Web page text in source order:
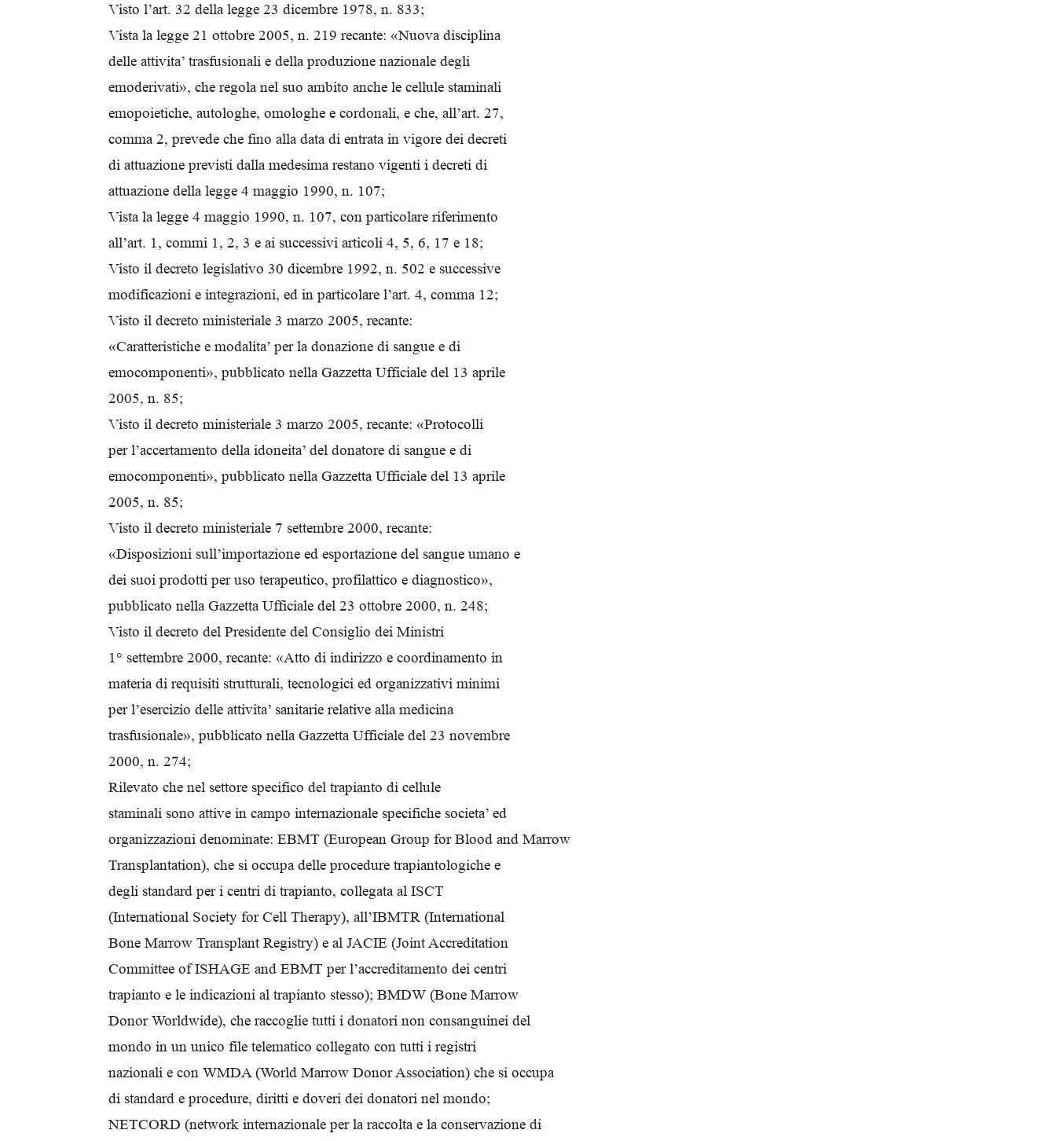
Visto l’art. 32 della legge 23 dicembre 1978, n. 833;
Vista la legge 21 ottobre 2005, n. 219 recante: «Nuova disciplina
delle attivita’ trasfusionali e della produzione nazionale degli
emoderivati», che regola nel suo ambito anche le cellule staminali
emopoietiche, autologhe, omologhe e cordonali, e che, all’art. 27,
comma 2, prevede che fino alla data di entrata in vigore dei decreti
di attuazione previsti dalla medesima restano vigenti i decreti di
attuazione della legge 4 maggio 1990, n. 107;
Vista la legge 4 maggio 1990, n. 107, con particolare riferimento
all’art. 1, commi 1, 2, 3 e ai successivi articoli 4, 5, 6, 17 e 18;
Visto il decreto legislativo 30 dicembre 1992, n. 502 e successive
modificazioni e integrazioni, ed in particolare l’art. 4, comma 12;
Visto il decreto ministeriale 3 marzo 2005, recante:
«Caratteristiche e modalita’ per la donazione di sangue e di
emocomponenti», pubblicato nella Gazzetta Ufficiale del 13 aprile
2005, n. 85;
Visto il decreto ministeriale 3 marzo 2005, recante: «Protocolli
per l’accertamento della idoneita’ del donatore di sangue e di
emocomponenti», pubblicato nella Gazzetta Ufficiale del 13 aprile
2005, n. 85;
Visto il decreto ministeriale 7 settembre 2000, recante:
«Disposizioni sull’importazione ed esportazione del sangue umano e
dei suoi prodotti per uso terapeutico, profilattico e diagnostico»,
pubblicato nella Gazzetta Ufficiale del 23 ottobre 2000, n. 248;
Visto il decreto del Presidente del Consiglio dei Ministri
1° settembre 2000, recante: «Atto di indirizzo e coordinamento in
materia di requisiti strutturali, tecnologici ed organizzativi minimi
per l’esercizio delle attivita’ sanitarie relative alla medicina
trasfusionale», pubblicato nella Gazzetta Ufficiale del 23 novembre
2000, n. 274;
Rilevato che nel settore specifico del trapianto di cellule
staminali sono attive in campo internazionale specifiche societa’ ed
organizzazioni denominate: EBMT (European Group for Blood and Marrow
Transplantation), che si occupa delle procedure trapiantologiche e
degli standard per i centri di trapianto, collegata al ISCT
(International Society for Cell Therapy), all’IBMTR (International
Bone Marrow Transplant Registry) e al JACIE (Joint Accreditation
Committee of ISHAGE and EBMT per l’accreditamento dei centri
trapianto e le indicazioni al trapianto stesso); BMDW (Bone Marrow
Donor Worldwide), che raccoglie tutti i donatori non consanguinei del
mondo in un unico file telematico collegato con tutti i registri
nazionali e con WMDA (World Marrow Donor Association) che si occupa
di standard e procedure, diritti e doveri dei donatori nel mondo;
NETCORD (network internazionale per la raccolta e la conservazione di